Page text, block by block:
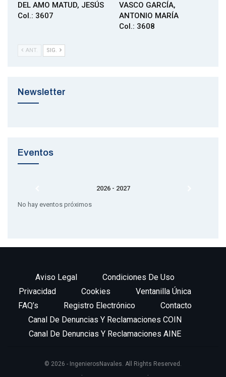
DEL AMO MATUD, JESÚS
Col.: 3607
VASCO GARCÍA,
ANTONIO MARÍA
Col.: 3608
ANT. SIG.
Newsletter
Eventos
2026 - 2027
No hay eventos próximos
Aviso Legal
Condiciones De Uso
Privacidad
Cookies
Ventanilla Única
FAQ’s
Registro Electrónico
Contacto
Canal De Denuncias Y Reclamaciones COIN
Canal De Denuncias Y Reclamaciones AINE
© 2026 - IngenierosNavales. All Rights Reserved.